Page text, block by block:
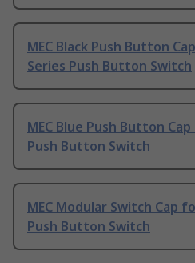
MEC Black Push Button
Series Push Button Switch
MEC Blue Push Button
Push Button Switch
MEC Modular Switch Cap
Push Button Switch